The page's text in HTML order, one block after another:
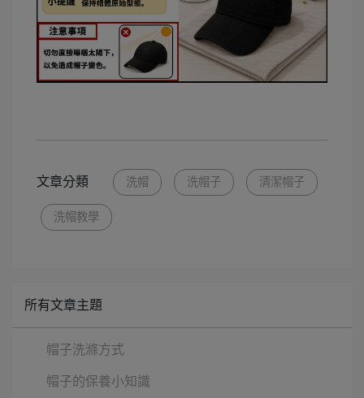
文章分類 洗帽 洗帽子 清潔帽子
洗帽教學
所有文章主題
帽子洗滌方式
帽子的保養小知識